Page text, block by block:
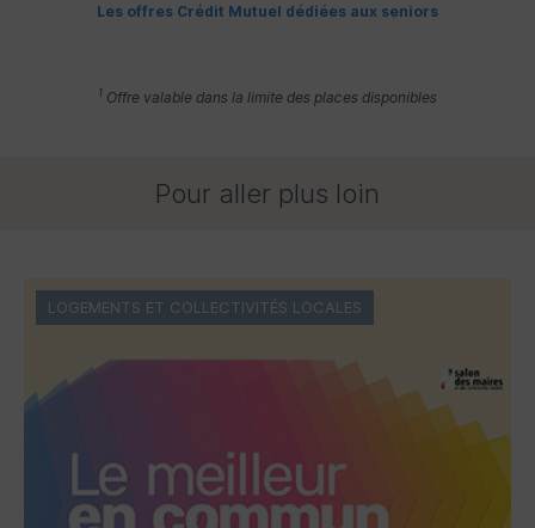
Les offres Crédit Mutuel dédiées aux seniors
1 Offre valable dans la limite des places disponibles
Pour aller plus loin
LOGEMENTS ET COLLECTIVITÉS LOCALES